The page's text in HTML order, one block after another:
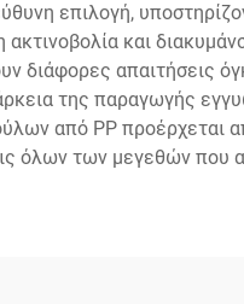
επιλογή,
ακτινοβολία και
διάφορες απαιτήσεις
της παραγωγής
από PP προέρχεται
όλων των μεγεθών που